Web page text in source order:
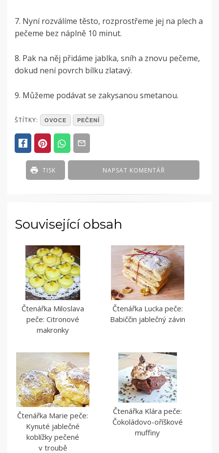
7. Nyní rozválíme těsto, rozprostřeme jej na plech a
pečeme bez náplně 10 minut.
8. Pak na něj přidáme jablka, sníh a znovu pečeme,
dokud není povrch bílku zlatavý.
9. Můžeme podávat se zakysanou smetanou.
POSTED
VAŠE
RECEPTY
ŠTÍTKY: OVOCE PEČENÍ
NAPSAT KOMENTÁŘ
TISK
Související obsah
Čtenářka Miloslava
peče: Citronové
makronky
Čtenářka Lucka peče:
Babiččin jablečný závin
Čtenářka Marie peče:
Kynuté jablečné
koblížky pečené
v troubě
Čtenářka Klára peče:
Čokoládovo-oříškové
muffiny